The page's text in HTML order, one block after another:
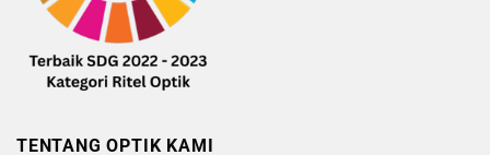
TENTANG OPTIK KAMI